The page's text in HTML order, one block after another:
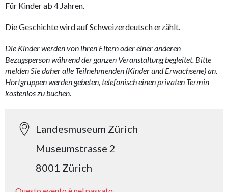
Für Kinder ab 4 Jahren.
Die Geschichte wird auf Schweizerdeutsch erzählt.
Die Kinder werden von ihren Eltern oder einer anderen
Bezugsperson während der ganzen Veranstaltung begleitet. Bitte
melden Sie daher alle Teilnehmenden (Kinder und Erwachsene) an.
Hortgruppen werden gebeten, telefonisch einen privaten Termin
kostenlos zu buchen.
Landesmuseum Zürich
Museumstrasse 2
8001 Zürich